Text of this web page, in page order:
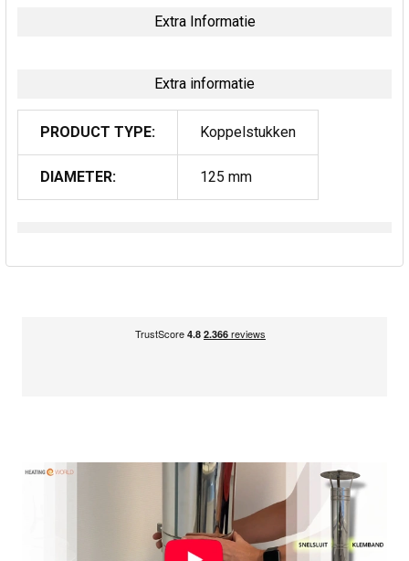
Extra Informatie
Extra informatie
PRODUCT TYPE: Koppelstukken
DIAMETER: 125 mm